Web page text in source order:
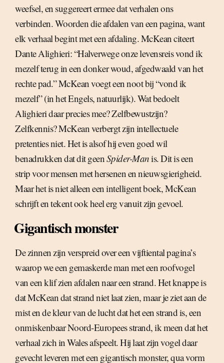
weefsel, en suggereert ermee dat verhalen ons
verbinden. Woorden die afdalen van een pagina, want
elk verhaal begint met een afdaling. McKean citeert
Dante Alighieri: “Halverwege onze levensreis vond ik
mezelf terug in een donker woud, afgedwaald van het
rechte pad.” McKean voegt een noot bij “vond ik
mezelf” (in het Engels, natuurlijk). Wat bedoelt
Alighieri daar precies mee? Zelfbewustzijn?
Zelfkennis? McKean verbergt zijn intellectuele
pretenties niet. Het is alsof hij even goed wil
benadrukken dat dit geen Spider-Manis. Dit is een
strip voor mensen met hersenen en nieuwsgierigheid.
Maar het is niet alleen een intelligent boek, McKean
schrijft en tekent ook heel erg vanuit zijn gevoel.
Gigantisch monster
De zinnen zijn verspreid over een vijftiental pagina’s
waarop we een gemaskerde man met een roofvogel
van een klif zien afdalen naar een strand. Het knappe is
dat McKean dat strand niet laat zien, maar je ziet aan de
mist en de kleur van de lucht dat het een strand is, een
onmiskenbaar Noord-Europees strand, ik meen dat het
verhaal zich in Wales afspeelt. Hij laat zijn vogel daar
gevecht leveren met een gigantisch monster, qua vorm